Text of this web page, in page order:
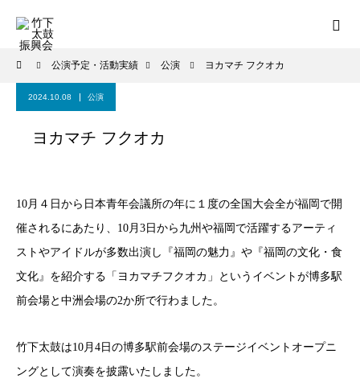
公演予定・活動実績 公演 ヨカマチ フクオカ
2024.10.08 公演
ヨカマチ フクオカ
10月４日から日本青年会議所の年に１度の全国大会全が福岡で開
催されるにあたり、10月3日から九州や福岡で活躍するアーティ
ストやアイドルが多数出演し『福岡の魅力』や『福岡の文化・食
文化』を紹介する「ヨカマチフクオカ」というイベントが博多駅
前会場と中洲会場の2か所で行わました。
竹下太鼓は10月4日の博多駅前会場のステージイベントオープニ
ングとして演奏を披露いたしました。